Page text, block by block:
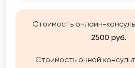
Для меня важно создавать
где эти эмоции
сессия можно получить
Стоимость онлайн-
2500 руб.
Стоимость очной